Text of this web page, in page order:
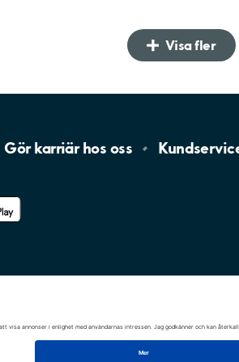
Visa fler
Gör karriär hos oss